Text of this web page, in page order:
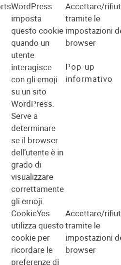
WordPress
imposta
questo cookie
quando un
utente
interagisce
con gli emoji
su un sito
WordPress.
Serve a
determinare
se il browser
dell’utente è in
grado di
visualizzare
correttamente
gli emoji.
Accettare/
tramite le
impostazioni
browser
Pop-up
informativo
CookieYes
utilizza questo
cookie per
ricordare le
preferenze di
Accettare/
tramite le
impostazioni
browser